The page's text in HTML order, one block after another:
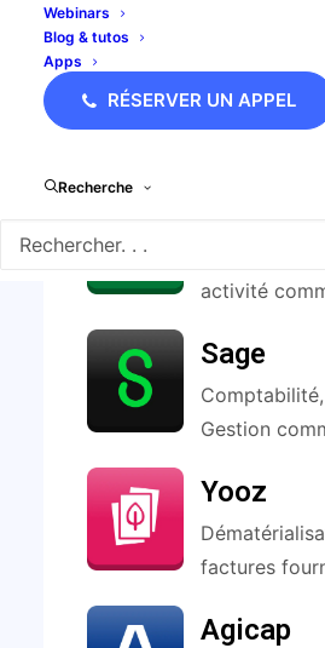
Webinars
Blog & tutos
Apps
RÉSERVER UN APPEL
Recherche
UN PROJET ?
activité
Sage
Gestion
Yooz
factures
Agicap